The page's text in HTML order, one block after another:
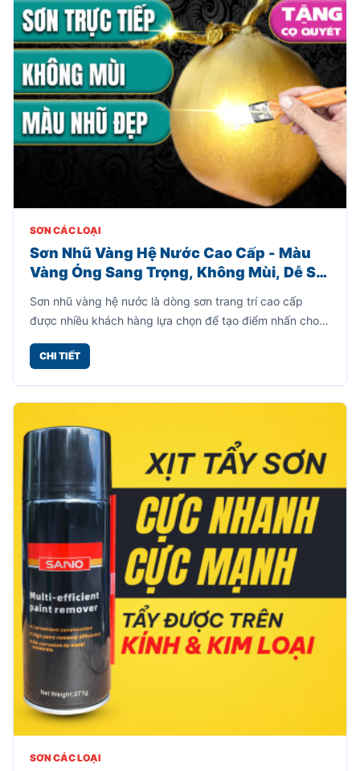
SƠN CÁC LOẠI
Sơn Nhũ Vàng Hệ Nước Cao Cấp - Màu
Vàng Óng Sang Trọng, Không Mùi, Dễ Sử
Sơn nhũ vàng hệ nước là dòng sơn trang trí cao cấp
được nhiều khách hàng lựa chọn để tạo điểm nhấn cho
chậu cây, tượng trang trí, cổng sắt, khung ảnh và nhiều
CHI TIẾT
SƠN CÁC LOẠI